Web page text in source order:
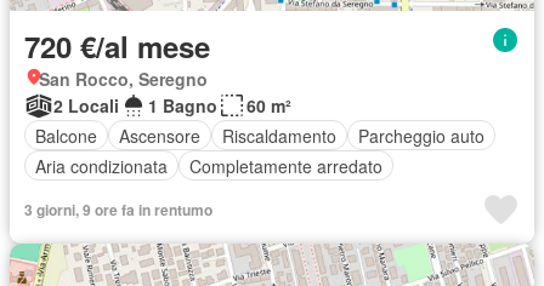
720 €/al mese
San Rocco, Seregno
2 Locali
1 Bagno
60 m²
Balcone
Ascensore Riscaldamento
Parcheggio auto
Aria condizionata
Completamente arredato
3 giorni, 9 ore fa in rentumo